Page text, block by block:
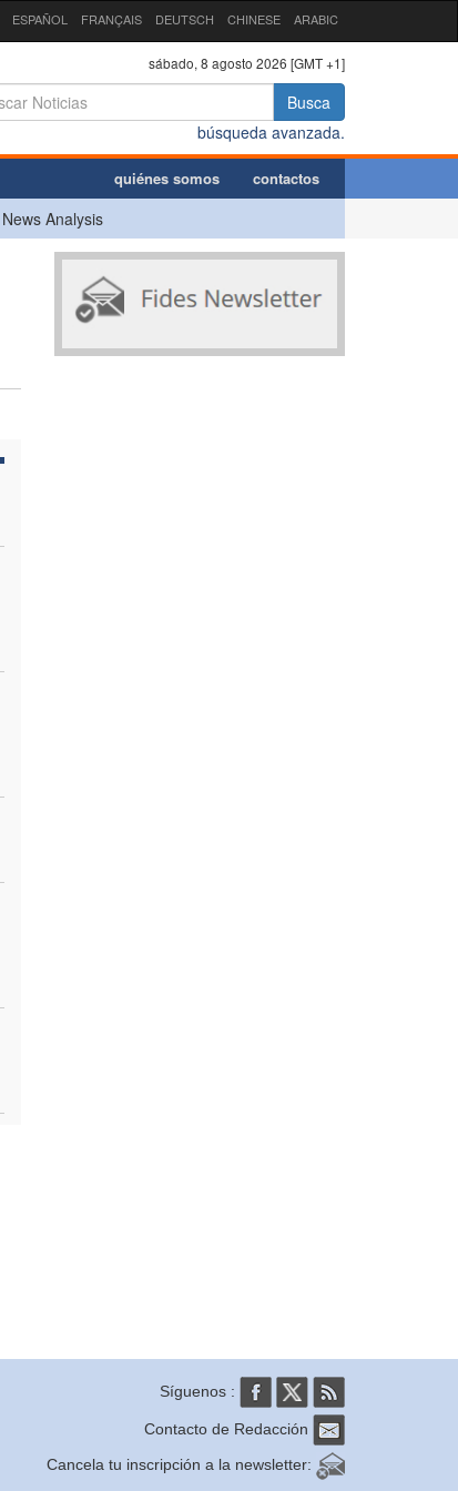
ESPAÑOL FRANÇAIS DEUTSCH CHINESE ARABIC
sábado, 8 agosto 2026 [GMT +1]
Busca
búsqueda avanzada.
quiénes somos contactos
News Analysis
Síguenos :
Contacto de Redacción
Cancela tu inscripción a la newsletter: